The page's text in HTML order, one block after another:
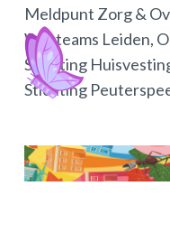
Meldpunt Zorg &
Wijkteams Leiden,
Stichting
Stichting